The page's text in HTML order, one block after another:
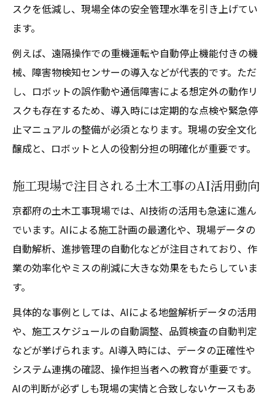
スクを低減し、現場全体の安全管理水準を引き上げてい
ます。
例えば、遠隔操作での重機運転や自動停止機能付きの機
械、障害物検知センサーの導入などが代表的です。ただ
し、ロボットの誤作動や通信障害による想定外の動作リ
スクも存在するため、導入時には定期的な点検や緊急停
止マニュアルの整備が必須となります。現場の安全文化
醸成と、ロボットと人の役割分担の明確化が重要です。
施工現場で注目される土木工事のAI活用動向
京都府の土木工事現場では、AI技術の活用も急速に進ん
でいます。AIによる施工計画の最適化や、現場データの
自動解析、進捗管理の自動化などが注目されており、作
業の効率化やミスの削減に大きな効果をもたらしていま
す。
具体的な事例としては、AIによる地盤解析データの活用
や、施工スケジュールの自動調整、品質検査の自動判定
などが挙げられます。AI導入時には、データの正確性や
システム連携の確認、操作担当者への教育が重要です。
AIの判断が必ずしも現場の実情と合致しないケースもあ